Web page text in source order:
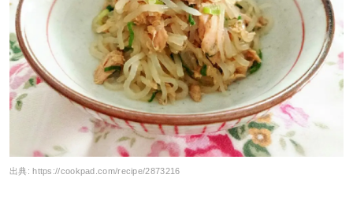
出典: https://cookpad.com/recipe/2873216